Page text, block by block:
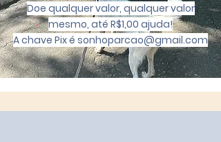
Doe qualquer valor, qualquer valor
mesmo, até R$1,00 ajuda!
A chave Pix é sonhoparcao@gmail.com